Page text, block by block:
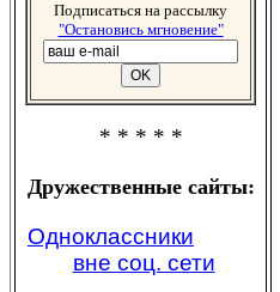
Подписаться на рассылку
"Остановись мгновение"
* * * * *
Дружественные сайты:
Одноклассники
вне соц. сети